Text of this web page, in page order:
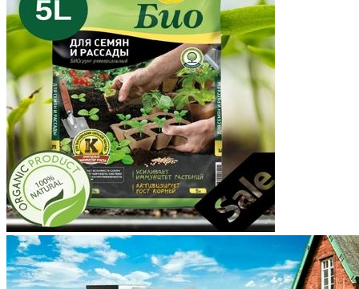
Коми
Корякский округ
Костромская область
Краснодарский край
Красноярский край
Крым
Курганская область
Курская область
Ленинградская область